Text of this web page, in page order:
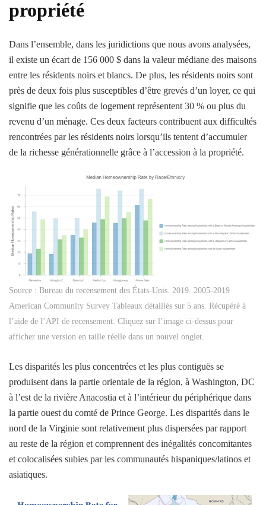
propriété
Dans l’ensemble, dans les juridictions que nous avons analysées,
il existe un écart de 156 000 $ dans la valeur médiane des maisons
entre les résidents noirs et blancs. De plus, les résidents noirs sont
près de deux fois plus susceptibles d’être grevés d’un loyer, ce qui
signifie que les coûts de logement représentent 30 % ou plus du
revenu d’un ménage. Ces deux facteurs contribuent aux difficultés
rencontrées par les résidents noirs lorsqu’ils tentent d’accumuler
de la richesse générationnelle grâce à l’accession à la propriété.
Source : Bureau du recensement des États-Unis. 2019. 2005-2019
American Community Survey Tableaux détaillés sur 5 ans. Récupéré à
l’aide de l’API de recensement. Cliquez sur l’image ci-dessus pour
afficher une version en taille réelle dans un nouvel onglet.
Les disparités les plus concentrées et les plus contiguës se
produisent dans la partie orientale de la région, à Washington, DC
à l’est de la rivière Anacostia et à l’intérieur du périphérique dans
la partie ouest du comté de Prince George. Les disparités dans le
nord de la Virginie sont relativement plus dispersées par rapport
au reste de la région et comprennent des inégalités concomitantes
et colocalisées subies par les communautés hispaniques/latinos et
asiatiques.